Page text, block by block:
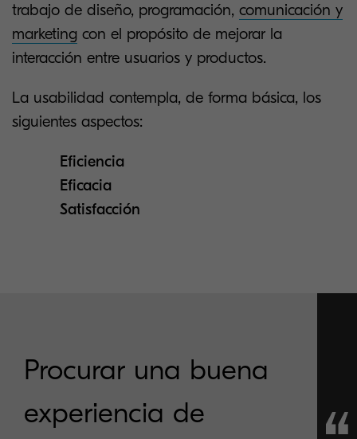
trabajo de diseño, programación, comunicación y
marketing con el propósito de mejorar la
interacción entre usuarios y productos.
La usabilidad contempla, de forma básica, los
siguientes aspectos:
Eficiencia
Eficacia
Satisfacción
Procurar una buena
experiencia de